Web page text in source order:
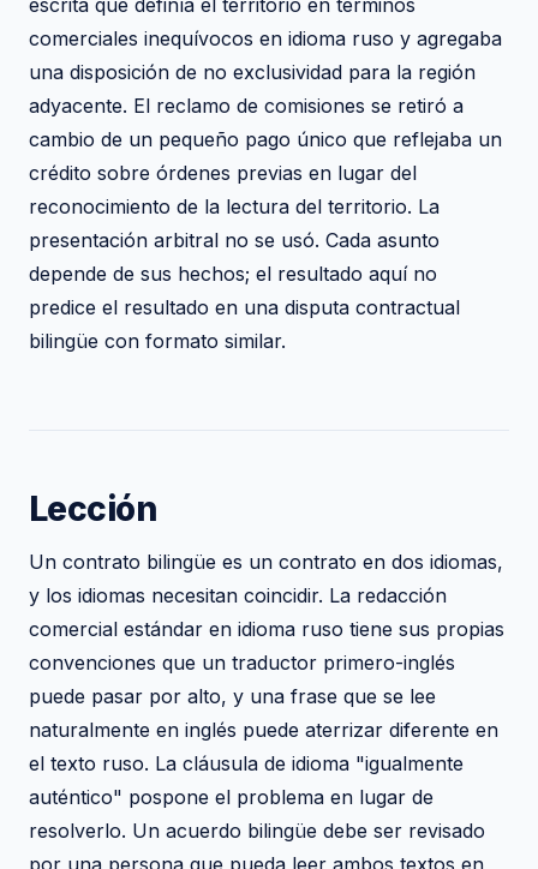
escrita que definía el territorio en términos
comerciales inequívocos en idioma ruso y agregaba
una disposición de no exclusividad para la región
adyacente. El reclamo de comisiones se retiró a
cambio de un pequeño pago único que reflejaba un
crédito sobre órdenes previas en lugar del
reconocimiento de la lectura del territorio. La
presentación arbitral no se usó. Cada asunto
depende de sus hechos; el resultado aquí no
predice el resultado en una disputa contractual
bilingüe con formato similar.
Lección
Un contrato bilingüe es un contrato en dos idiomas,
y los idiomas necesitan coincidir. La redacción
comercial estándar en idioma ruso tiene sus propias
convenciones que un traductor primero-inglés
puede pasar por alto, y una frase que se lee
naturalmente en inglés puede aterrizar diferente en
el texto ruso. La cláusula de idioma "igualmente
auténtico" pospone el problema en lugar de
resolverlo. Un acuerdo bilingüe debe ser revisado
por una persona que pueda leer ambos textos en